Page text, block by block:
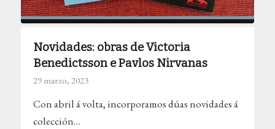
Novidades: obras de Victoria
Benedictsson e Pavlos Nirvanas
29 marzo, 2023
Con abril á volta, incorporamos dúas novidades á
colección…